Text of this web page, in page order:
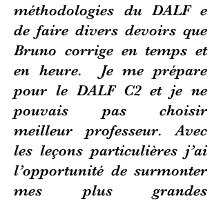
méthodologies du DALF e
de faire divers devoirs que
Bruno corrige en temps et
en heure. Je me prépare
pour le DALF C2 et je ne
pouvais pas choisir
meilleur professeur. Avec
les leçons particulières j’ai
l’opportunité de surmonter
mes plus grandes